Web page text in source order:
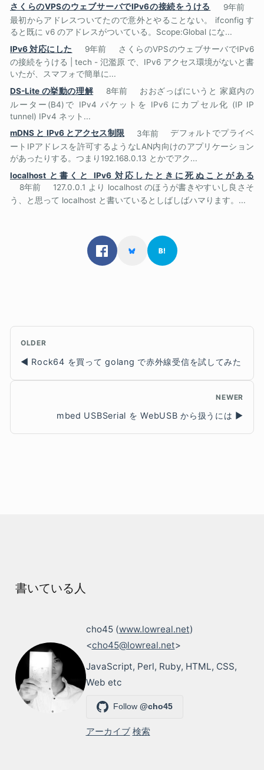
さくらのVPSのウェブサーバでIPv6の接続をうける
9年前
最初からアドレスついてたので意外とやることない。 ifconfig す
ると既に v6 のアドレスがついている。Scope:Global にな...
IPv6 対応にした
9年前
さくらのVPSのウェブサーバでIPv6
の接続をうける | tech - 氾濫原 で、IPv6 アクセス環境がないと書
いたが、スマフォで簡単に...
DS-Lite の挙動の理解
8年前
おおざっぱにいうと 家庭内の
ルーター(B4)で IPv4 パケットを IPv6 にカプセル化 (IP IP
tunnel) IPv4 ネット...
mDNS と IPv6 とアクセス制限
3年前
デフォルトでプライベ
ートIPアドレスを許可するようなLAN内向けのアプリケーション
があったりする。つまり192.168.0.13 とかでアク...
localhost と書くと IPv6 対応したときに死ぬことがある
8年前
127.0.0.1 より localhost のほうが書きやすいし良さそ
う、と思って localhost と書いているとしばしばハマります。...
OLDER
Rock64 を買って golang で赤外線受信を試してみた
NEWER
mbed USBSerial を WebUSB から扱うには
書いている人
cho45 (www.lowreal.net)
<cho45@lowreal.net>
JavaScript, Perl, Ruby, HTML, CSS,
Web etc
Follow@cho45
アーカイブ 検索